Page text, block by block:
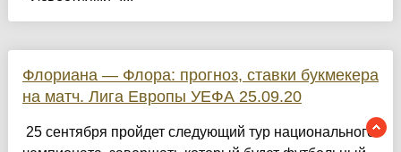
Флориана — Флора: прогноз, ставки букмекера
на матч. Лига Европы УЕФА 25.09.20
25 сентября пройдет следующий тур национального